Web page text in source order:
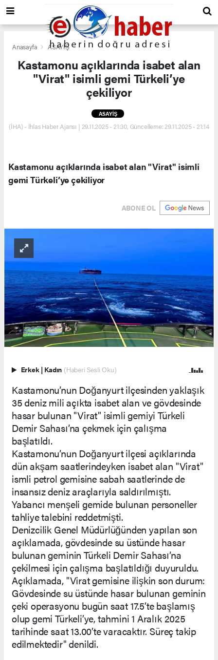
Anasayfa ASAYİŞ
Kastamonu açıklarında isabet alan
"Virat" isimli gemi Türkeli’ye
çekiliyor
ASAYİŞ
(İHA) - İhlas Haber Ajansı | 29.11.2025 - 21:30, Güncelleme: 29.11.2025 - 21:14
Kastamonu açıklarında isabet alan "Virat" isimli
gemi Türkeli’ye çekiliyor
ABONE OL
Erkek | Kadın (Haberi Sesli Oku)
Kastamonu’nun Doğanyurt ilçesinden yaklaşık
35 deniz mili açıkta isabet alan ve gövdesinde
hasar bulunan "Virat" isimli gemiyi Türkeli
Demir Sahası’na çekmek için çalışma
başlatıldı.
Kastamonu’nun Doğanyurt ilçesi açıklarında
dün akşam saatlerindeyken isabet alan "Virat"
ismli petrol gemisine sabah saatlerinde de
insansız deniz araçlarıyla saldırılmıştı.
Yabancı menşeli gemide bulunan personeller
tahliye talebini reddetmişti.
Denizcilik Genel Müdürlüğünden yapılan son
açıklamada, gövdesinde su üstünde hasar
bulunan geminin Türkeli Demir Sahası’na
çekilmesi için çalışma başlatıldığı duyuruldu.
Açıklamada, "Virat gemisine ilişkin son durum:
Gövdesinde su üstünde hasar bulunan geminin
çeki operasyonu bugün saat 17.5’te başlamış
olup gemi Türkeli’ye, tahmini 1 Aralık 2025
tarihinde saat 13.00’te varacaktır. Süreç takip
edilmektedir" denildi.